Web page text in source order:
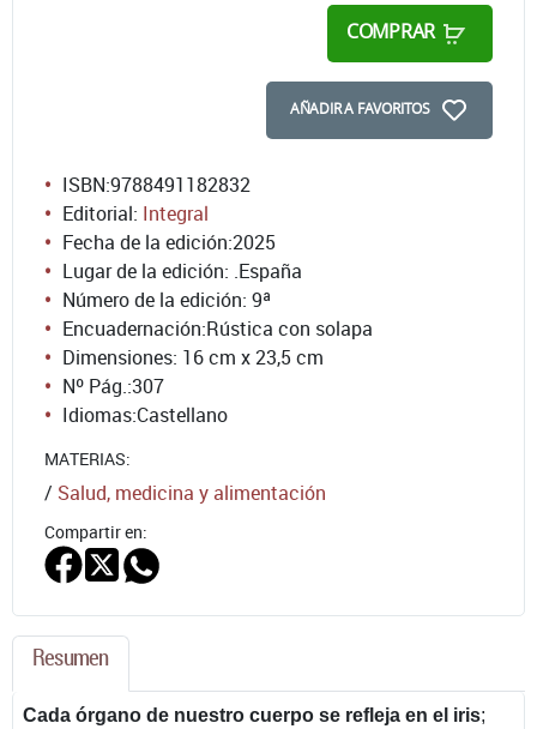
COMPRAR
AÑADIR A FAVORITOS
ISBN:9788491182832
Editorial: Integral
Fecha de la edición:2025
Lugar de la edición: .España
Número de la edición: 9ª
Encuadernación:Rústica con solapa
Dimensiones: 16 cm x 23,5 cm
Nº Pág.:307
Idiomas:Castellano
MATERIAS:
/ Salud, medicina y alimentación
Compartir en:
Resumen
Cada órgano de nuestro cuerpo se refleja en el iris;